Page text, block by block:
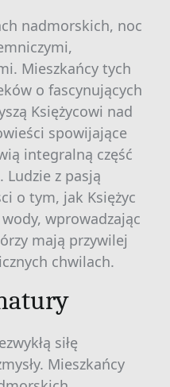
nadmorskich, noc
Mieszkańcy tych
o fascynujących
Księżycowi nad
spowijające
integralną część
z pasją
o tym, jak Księżyc
wprowadzając
mają przywilej
chwilach.
siłę
Mieszkańcy